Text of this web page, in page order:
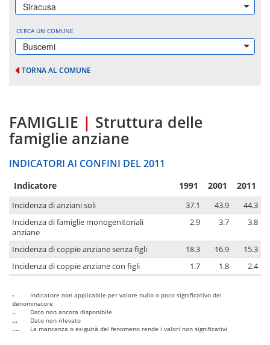
Siracusa
CERCA UN COMUNE
Buscemi
TORNA AL COMUNE
FAMIGLIE | Struttura delle
famiglie anziane
INDICATORI AI CONFINI DEL 2011
Indicatore 1991 2001 2011
Incidenza di anziani soli 37.1 43.9
44.3
Incidenza di famiglie monogenitoriali
anziane
2.9 3.7 3.8
Incidenza di coppie anziane senza figli 18.3 16.9
15.3
Incidenza di coppie anziane con figli
1.7 1.8 2.4
-
Indicatore non applicabile per valore nullo o poco significativo del
denominatore
..
Dato non ancora disponibile
...
Dato non rilevato
....
La mancanza o esiguità del fenomeno rende i valori non significativi